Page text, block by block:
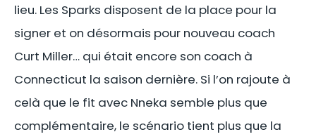
lieu. Les Sparks disposent de la place pour la
signer et on désormais pour nouveau coach
Curt Miller… qui était encore son coach à
Connecticut la saison dernière. Si l’on rajoute à
celà que le fit avec Nneka semble plus que
complémentaire, le scénario tient plus que la